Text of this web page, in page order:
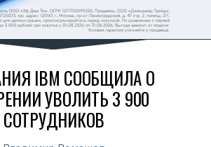
IBM СООБЩИЛА О
УВОЛИТЬ 3 900
СОТРУДНИКОВ